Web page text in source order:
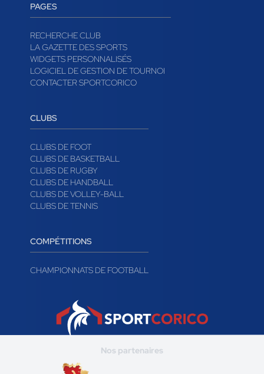
PAGES
RECHERCHE CLUB
LA GAZETTE DES SPORTS
WIDGETS PERSONNALISÉS
LOGICIEL DE GESTION DE TOURNOI
CONTACTER SPORTCORICO
CLUBS
CLUBS DE FOOT
CLUBS DE BASKETBALL
CLUBS DE RUGBY
CLUBS DE HANDBALL
CLUBS DE VOLLEY-BALL
CLUBS DE TENNIS
COMPÉTITIONS
CHAMPIONNATS DE FOOTBALL
Nos partenaires